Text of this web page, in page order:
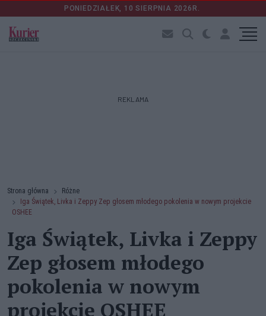
PONIEDZIAŁEK, 10 SIERPNIA 2026R.
REKLAMA
Strona główna
Różne
Iga Świątek, Livka i Zeppy Zep głosem młodego pokolenia w nowym projekcie
OSHEE
Iga Świątek, Livka i Zeppy
Zep głosem młodego
pokolenia w nowym
projekcie OSHEE